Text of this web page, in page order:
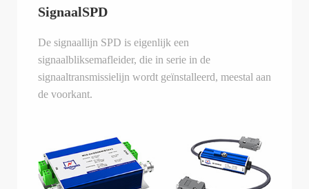
SignaalSPD
De signaallijn SPD is eigenlijk een
signaalbliksemafleider, die in serie in de
signaaltransmissielijn wordt geïnstalleerd, meestal aan
de voorkant.